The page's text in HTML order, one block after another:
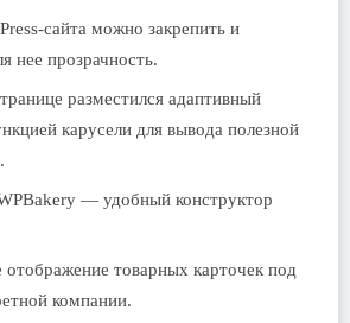
сайта можно закрепить и
нее прозрачность.
разместился адаптивный
карусели для вывода полезной
— удобный конструктор
отображение товарных карточек под
компании.